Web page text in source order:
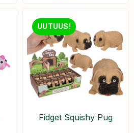
UUTUUS!
Fidget Squishy Pug